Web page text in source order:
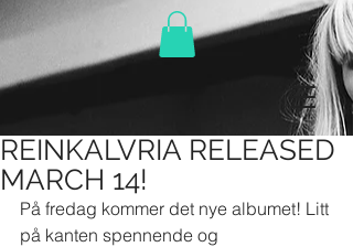
REINKALVRIA RELEASED
MARCH 14!
På fredag kommer det nye albumet! Litt
på kanten spennende og